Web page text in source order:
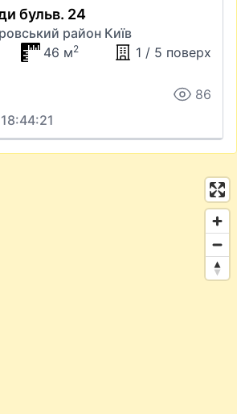
бульв. 24
район Київ
46 м2 1 / 5 поверх
86